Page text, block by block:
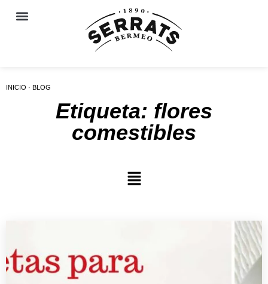
INICIO · BLOG
Etiqueta: flores
comestibles